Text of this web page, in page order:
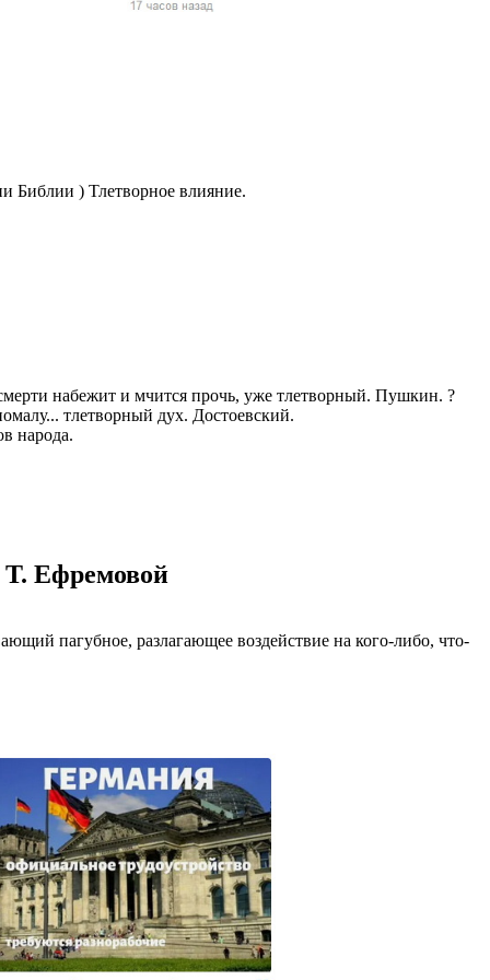
женщин и
страны),
встреча
проживание.
РФ!
профиле.
в
банка,
Библии ) Тлетворное влияние.
набежит и мчится прочь, уже тлетворный. Пушкин. ?
тлетворный дух. Достоевский.
народа.
Т. Ефремовой
пагубное, разлагающее воздействие на кого-либо, что-